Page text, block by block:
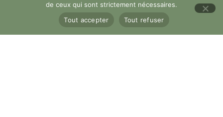
de ceux qui sont strictement nécessaires.
Tout accepter
Tout refuser